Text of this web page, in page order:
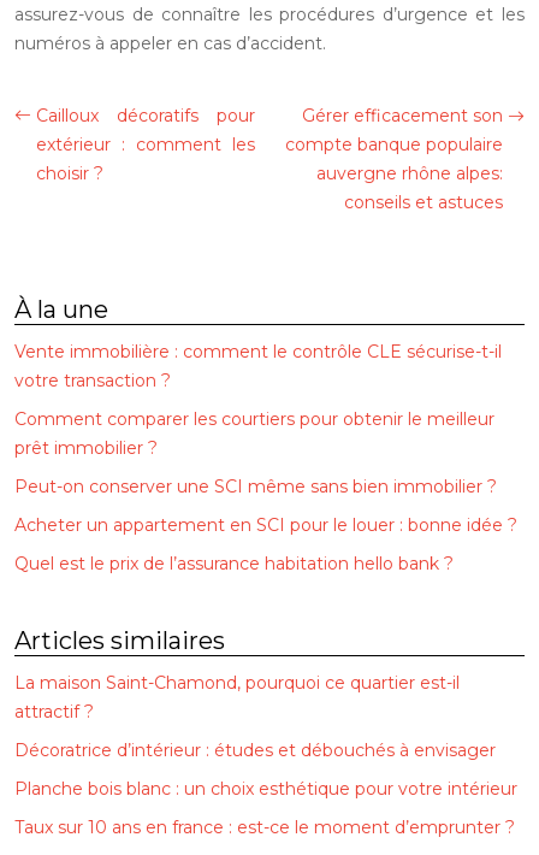
assurez-vous de connaître les procédures d’urgence et les
numéros à appeler en cas d’accident.
Cailloux décoratifs pour
extérieur : comment les
choisir ?
Gérer efficacement son
compte banque populaire
auvergne rhône alpes:
conseils et astuces
À la une
Vente immobilière : comment le contrôle CLE sécurise-t-il
votre transaction ?
Comment comparer les courtiers pour obtenir le meilleur
prêt immobilier ?
Peut-on conserver une SCI même sans bien immobilier ?
Acheter un appartement en SCI pour le louer : bonne idée ?
Quel est le prix de l’assurance habitation hello bank ?
Articles similaires
La maison Saint-Chamond, pourquoi ce quartier est-il
attractif ?
Décoratrice d’intérieur : études et débouchés à envisager
Planche bois blanc : un choix esthétique pour votre intérieur
Taux sur 10 ans en france : est-ce le moment d’emprunter ?